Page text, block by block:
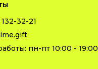
32-21
пн-пт 10:00 - 19:00